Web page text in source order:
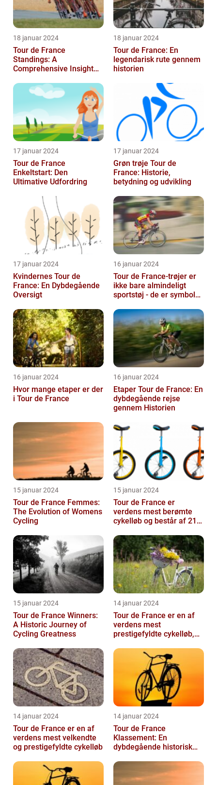
18 januar 2024
Tour de France
Standings: A
Comprehensive Insight
Race
18 januar 2024
Tour de France: En
legendarisk rute gennem
historien
17 januar 2024
Tour de France
Enkeltstart: Den
Ultimative Udfordring
17 januar 2024
Grøn trøje Tour de
France: Historie,
betydning og udvikling
17 januar 2024
Kvindernes Tour de
France: En Dybdegående
Oversigt
16 januar 2024
Tour de France-trøjer er
ikke bare almindeligt
sportstøj - de er symboler
udholden...
16 januar 2024
Hvor mange etaper er der
i Tour de France
16 januar 2024
Etaper Tour de France: En
dybdegående rejse
gennem Historien
15 januar 2024
Tour de France Femmes:
The Evolution of Womens
Cycling
15 januar 2024
Tour de France er
verdens mest berømte
cykelløb og består af 21
15 januar 2024
Tour de France Winners:
A Historic Journey of
Cycling Greatness
14 januar 2024
Tour de France er en af
verdens mest
prestigefyldte cykelløb,
seere hver...
14 januar 2024
Tour de France er en af
verdens mest velkendte
og prestigefyldte cykelløb
14 januar 2024
Tour de France
Klassement: En
dybdegående historisk